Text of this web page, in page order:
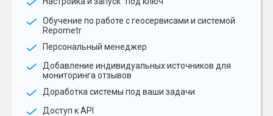
Обучение по работе с геосервисами и системой
Repometr
Персональный менеджер
Добавление индивидуальных источников для
мониторинга отзывов
Доработка системы под ваши задачи
Доступ к API